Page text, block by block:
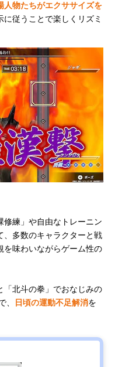
人物たちがエクササイズを
に従うことで楽しくリズミ
修練」や自由なトレーニン
、多数のキャラクターと戦
を味わいながらゲーム性の
「北斗の拳」でおなじみの
、
日頃の運動不足解消を